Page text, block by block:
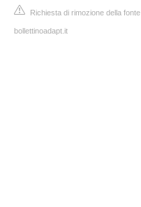
Richiesta di rimozione della fonte
bollettinoadapt.it